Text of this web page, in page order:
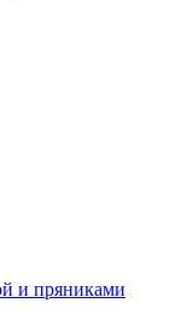
и пряниками